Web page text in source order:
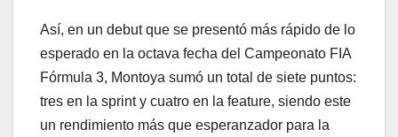
Así, en un debut que se presentó más rápido de lo
esperado en la octava fecha del Campeonato FIA
Fórmula 3, Montoya sumó un total de siete puntos:
tres en la sprint y cuatro en la feature, siendo este
un rendimiento más que esperanzador para la